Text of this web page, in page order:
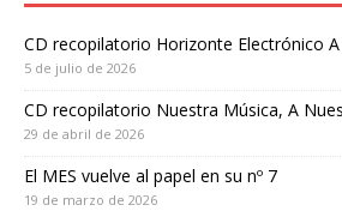
CD recopilatorio Horizonte Electrónico
5 de julio de 2026
CD recopilatorio Nuestra Música, A
29 de abril de 2026
El MES vuelve al papel en su nº 7
19 de marzo de 2026